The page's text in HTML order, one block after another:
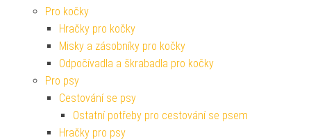
Pro kočky
Hračky pro kočky
Misky a zásobníky pro kočky
Odpočívadla a škrabadla pro kočky
Pro psy
Cestování se psy
Ostatní potřeby pro cestování se psem
Hračky pro psy